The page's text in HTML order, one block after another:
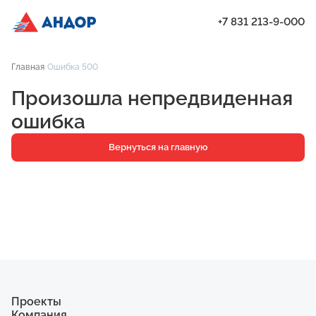
Проекты
Квартиры
Паркинг
Кладовые
+7 831 213-9-000
Главная Ошибка 500
Произошла непредвиденная
ошибка
Вернуться на главную
Проекты